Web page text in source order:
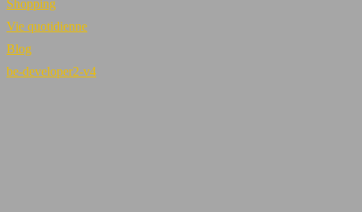
Shopping
Vie quotidienne
Blog
be-developer2-v4